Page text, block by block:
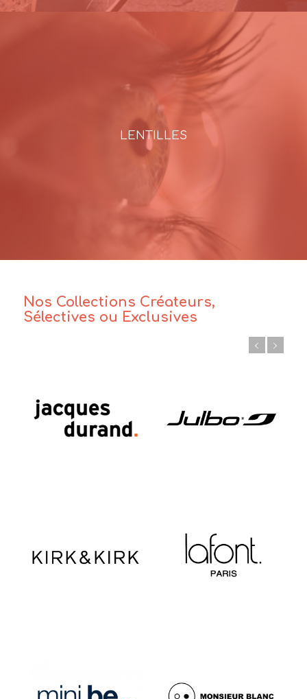
LENTILLES
Nos Collections Créateurs,
Sélectives ou Exclusives